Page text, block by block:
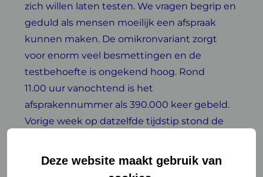
Deze website maakt gebruik van
zich willen laten testen. We vragen begrip en
geduld als mensen moeilijk een afspraak
kunnen maken. De omikronvariant zorgt
voor enorm veel besmettingen en de
testbehoefte is ongekend hoog. Rond
11.00 uur vanochtend is het
afsprakennummer als 390.000 keer gebeld.
Vorige week op datzelfde tijdstip stond de
van GGD GHOR Nederland.